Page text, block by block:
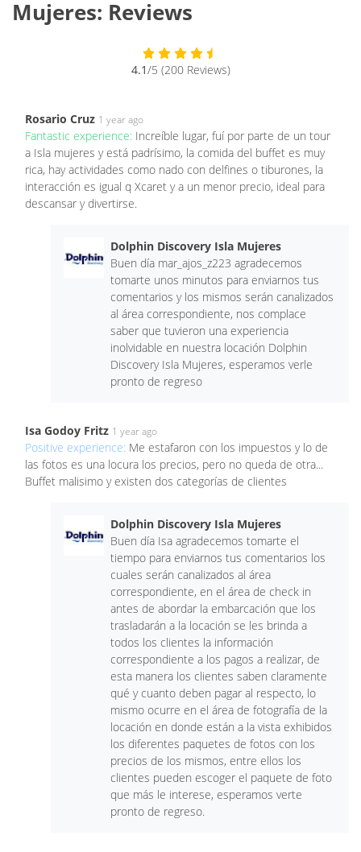
Mujeres: Reviews
4.1/5 (200 Reviews)
Rosario Cruz 1 year ago
Fantastic experience: Increíble lugar, fuí por parte de un tour
a Isla mujeres y está padrísimo, la comida del buffet es muy
rica, hay actividades como nado con delfines o tiburones, la
interacción es igual q Xcaret y a un menor precio, ideal para
descansar y divertirse.
Dolphin Discovery Isla Mujeres
Buen día mar_ajos_z223 agradecemos
tomarte unos minutos para enviarnos tus
comentarios y los mismos serán canalizados
al área correspondiente, nos complace
saber que tuvieron una experiencia
inolvidable en nuestra locación Dolphin
Discovery Isla Mujeres, esperamos verle
pronto de regreso
Isa Godoy Fritz 1 year ago
Positive experience: Me estafaron con los impuestos y lo de
las fotos es una locura los precios, pero no queda de otra...
Buffet malisimo y existen dos categorías de clientes
Dolphin Discovery Isla Mujeres
Buen día Isa agradecemos tomarte el
tiempo para enviarnos tus comentarios los
cuales serán canalizados al área
correspondiente, en el área de check in
antes de abordar la embarcación que los
trasladarán a la locación se les brinda a
todos los clientes la información
correspondiente a los pagos a realizar, de
esta manera los clientes saben claramente
qué y cuanto deben pagar al respecto, lo
mismo ocurre en el área de fotografía de la
locación en donde están a la vista exhibidos
los diferentes paquetes de fotos con los
precios de los mismos, entre ellos los
clientes pueden escoger el paquete de foto
que más le interese, esperamos verte
pronto de regreso.